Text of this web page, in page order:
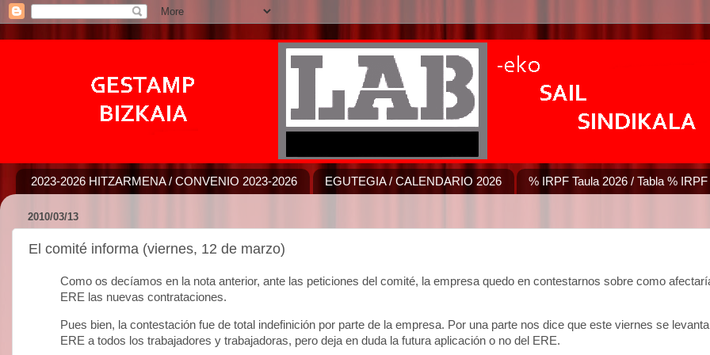
2023-2026 HITZARMENA / CONVENIO 2023-2026 EGUTEGIA / CALENDARIO 2026 % IRPF Taula 2026 / Tabla %
2010/03/13
El comité informa (viernes, 12 de marzo)
Como os decíamos en la nota anterior, ante las peticiones del comité, la empresa quedo en contestarnos sobre como
ERE las nuevas contrataciones.
Pues bien, la contestación fue de total indefinición por parte de la empresa. Por una parte nos dice que este viernes se
ERE a todos los trabajadores y trabajadoras, pero deja en duda la futura aplicación o no del ERE.